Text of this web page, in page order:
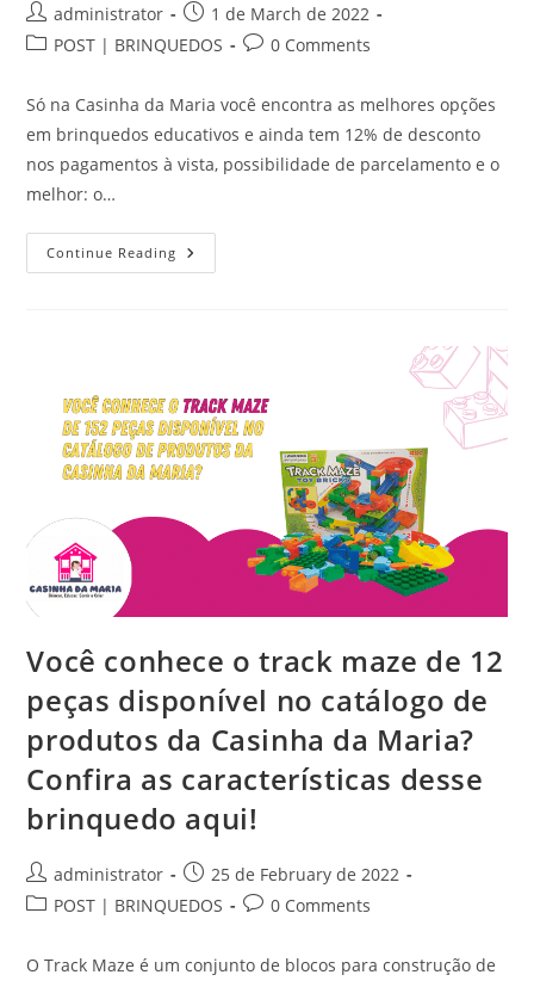
Post
author:
administrator
Post
published:
1 de March de 2022
PostPOST | BRINQUEDOS
Post0 Comments
Só na Casinha da Maria você encontra as melhores opções
em brinquedos educativos e ainda tem 12% de desconto
nos pagamentos à vista, possibilidade de parcelamento e o
melhor: o…
Continue Reading Tá
Pensando
Dinheiro
Tá
Curto?
A
Casinha
Da
Tem
As
Melhores
Para
A
Alegria
Criançada!
Você conhece o track maze de 12
peças disponível no catálogo de
produtos da Casinha da Maria?
Confira as características desse
brinquedo aqui!
Post
author:
administrator
Post
published:
25 de February de 2022
PostPOST | BRINQUEDOS
Post0 Comments
O Track Maze é um conjunto de blocos para construção de